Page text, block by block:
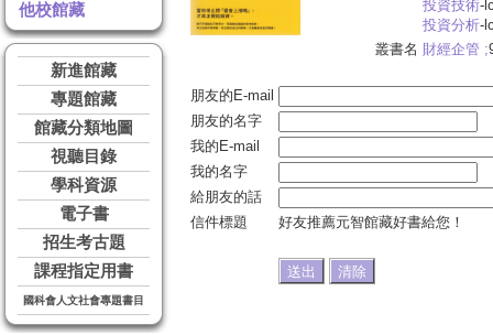
他校館藏
新進館藏
專題館藏
館藏分類地圖
視聽目錄
學科資源
電子書
招生考古題
課程指定用書
國科會人文社會專題書目
投資技術-
投資分析-
叢書名 財經企管 ;
朋友的E-mail
朋友的名字
我的E-mail
我的名字
給朋友的話
信件標題
好友推薦元智館藏好書給您！